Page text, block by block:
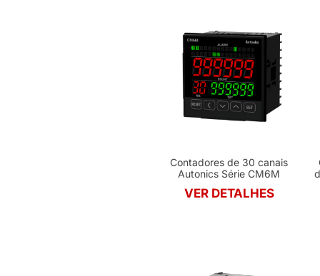
Contadores de 30 canais
Autonics Série CM6M
VER DETALHES